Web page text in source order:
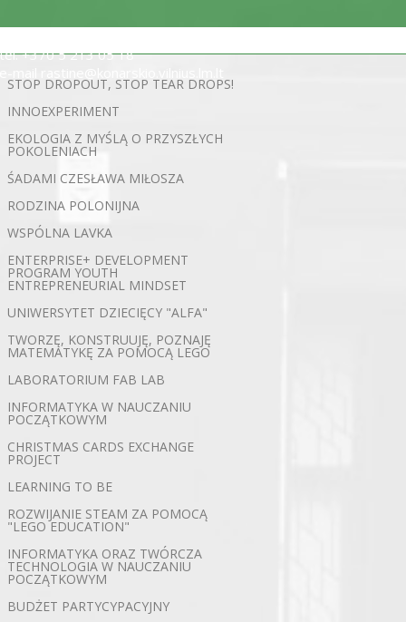
tel. +370 5 213 05 18
STOP DROPOUT, STOP TEAR DROPS!
INNOEXPERIMENT
EKOLOGIA Z MYŚLĄ O PRZYSZŁYCH
POKOLENIACH
ŚADAMI CZESŁAWA MIŁOSZA
RODZINA POLONIJNA
WSPÓLNA LAVKA
ENTERPRISE+ DEVELOPMENT
PROGRAM YOUTH
ENTREPRENEURIAL MINDSET
UNIWERSYTET DZIECIĘCY "ALFA"
TWORZĘ, KONSTRUUJĘ, POZNAJĘ
MATEMATYKĘ ZA POMOCĄ LEGO
LABORATORIUM FAB LAB
INFORMATYKA W NAUCZANIU
POCZĄTKOWYM
CHRISTMAS CARDS EXCHANGE
PROJECT
LEARNING TO BE
ROZWIJANIE STEAM ZA POMOCĄ
"LEGO EDUCATION"
INFORMATYKA ORAZ TWÓRCZA
TECHNOLOGIA W NAUCZANIU
POCZĄTKOWYM
BUDŻET PARTYCYPACYJNY